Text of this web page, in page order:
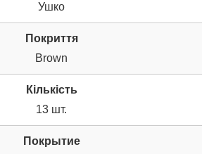
Ушко
Покриття
Brown
Кількість
13 шт.
Покрытие